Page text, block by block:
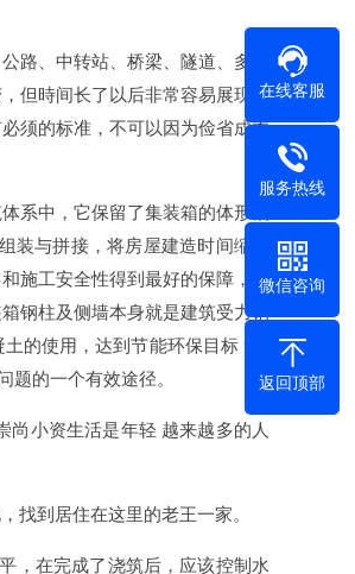
路、中转站、桥梁、隧道、多式
但時间长了以后非常容易展现形
须的标准，不可以因为俭省成本
系中，它保留了集装箱的体形概
与拼接，将房屋建造时间缩短
施工安全性得到最好的保障，同
钢柱及侧墙本身就是建筑受力钢
的使用，达到节能环保目标 “在
题的一个有效途径。
尚小资生活是年轻 越来越多的人
找到居住在这里的老王一家。
，在完成了浇筑后，应该控制水
在线客服
服务热线
微信咨询
返回顶部